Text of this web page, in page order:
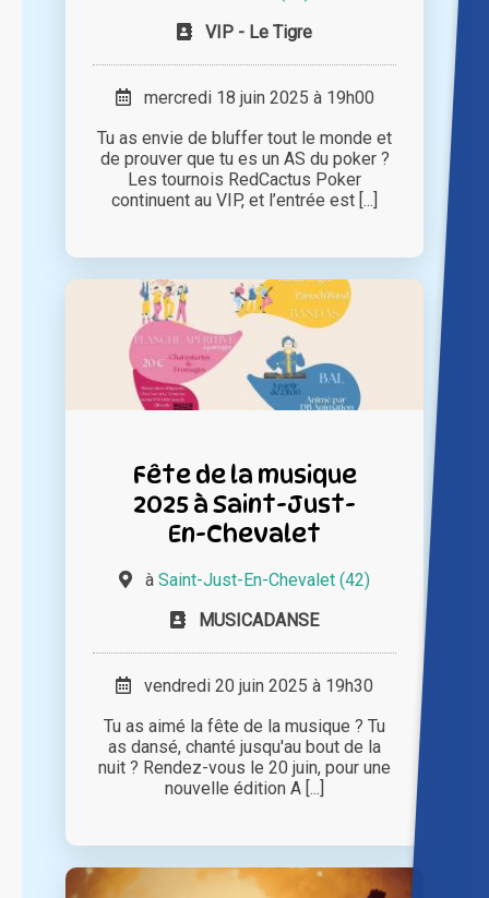
VIP - Le Tigre
mercredi 18 juin 2025 à 19h00
Tu as envie de bluffer tout le monde et
de prouver que tu es un AS du poker ?
Les tournois RedCactus Poker
continuent au VIP, et l’entrée est [...]
Fête de la musique
2025 à Saint-Just-
En-Chevalet
à Saint-Just-En-Chevalet (42)
MUSICADANSE
vendredi 20 juin 2025 à 19h30
Tu as aimé la fête de la musique ? Tu
as dansé, chanté jusqu'au bout de la
nuit ? Rendez-vous le 20 juin, pour une
nouvelle édition A [...]